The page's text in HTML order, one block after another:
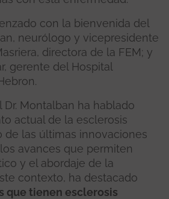
con la bienvenida del
neurólogo y vicepresidente
directora de la FEM; y
gerente del Hospital
Dr. Montalban ha hablado
actual de la esclerosis
de las últimas innovaciones
avances que permiten
y el abordaje de la
contexto, ha destacado
que tienen esclerosis